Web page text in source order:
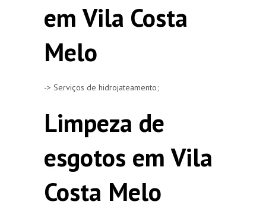
em Vila Costa
Melo
-> Serviços de hidrojateamento;
Limpeza de
esgotos em Vila
Costa Melo